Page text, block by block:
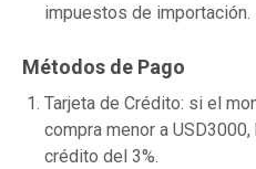
impuestos de importación.
Métodos de Pago
Tarjeta de Crédito: si el
compra menor a
crédito del 3%.